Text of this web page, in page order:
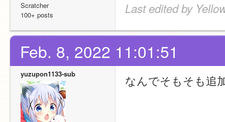
Scratcher
100+ posts
Last edited by
Feb. 8, 2022 11:01:51
yuzupon1133-sub なんでそもそも追